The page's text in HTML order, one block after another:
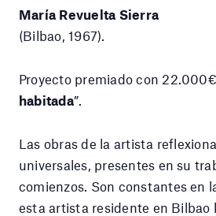
María Revuelta Sierra
(Bilbao, 1967).
Proyecto premiado con
habitada”.
Las obras de la artista
universales, presentes en su
comienzos. Son constantes en
esta artista residente en Bilbao